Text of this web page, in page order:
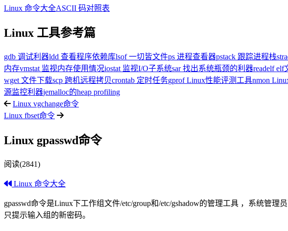
Linux 命令大全ASCII 码对照表
Linux 工具参考篇
gdb 调试利器ldd 查看程序依赖库lsof 一切皆文件ps 进程查看器pstack 跟踪进程栈
内存vmstat 监视内存使用情况iostat 监视I/O子系统sar 找出系统瓶颈的利器readelf
wget 文件下载scp 跨机远程拷贝crontab 定时任务gprof Linux性能评测工具nmon
源监控利器jemalloc的heap profiling
Linux vgchange命令
Linux fbset命令
Linux gpasswd命令
阅读(2841)
Linux 命令大全
gpasswd命令是Linux下工作组文件/etc/group和/etc/gshadow的管理工具 ，系统管
只提示输入组的新密码。